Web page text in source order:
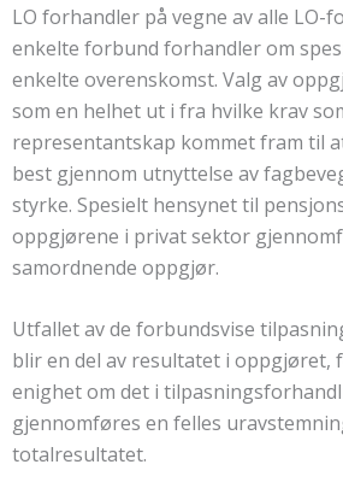
LO forhandler på vegne av alle LO-
enkelte forbund forhandler om
enkelte overenskomst. Valg av
som en helhet ut i fra hvilke krav
representantskap kommet fram til
best gjennom utnyttelse av
styrke. Spesielt hensynet til
oppgjørene i privat sektor
samordnende oppgjør.
Utfallet av de forbundsvise
blir en del av resultatet i
enighet om det i
gjennomføres en felles
totalresultatet.